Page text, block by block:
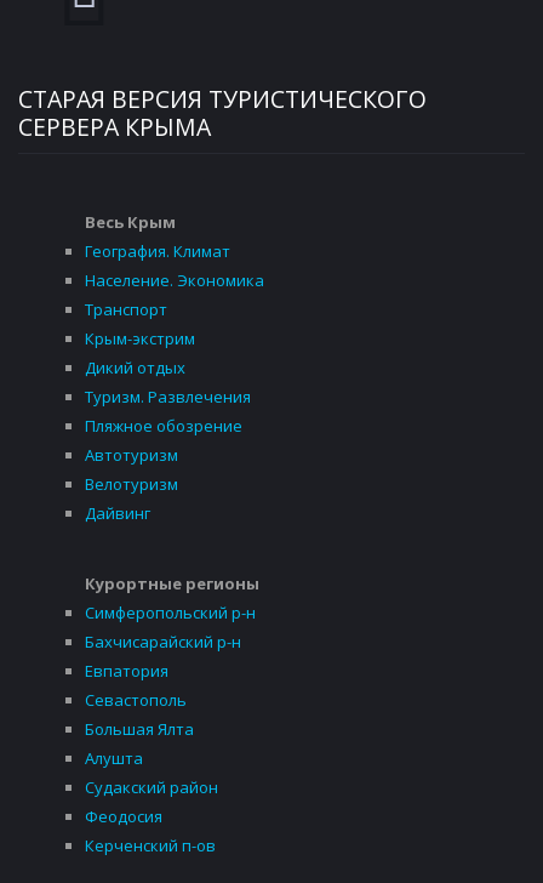
СТАРАЯ ВЕРСИЯ ТУРИСТИЧЕСКОГО
СЕРВЕРА КРЫМА
Весь Крым
География. Климат
Население. Экономика
Транспорт
Крым-экстрим
Дикий отдых
Туризм. Развлечения
Пляжное обозрение
Автотуризм
Велотуризм
Дайвинг
Курортные регионы
Симферопольский р-н
Бахчисарайский р-н
Евпатория
Севастополь
Большая Ялта
Алушта
Судакский район
Феодосия
Керченский п-ов